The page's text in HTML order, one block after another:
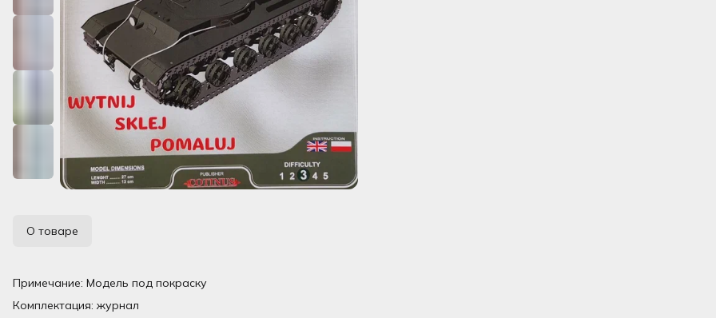
О товаре
Примечание: Модель под покраску
Комплектация: журнал